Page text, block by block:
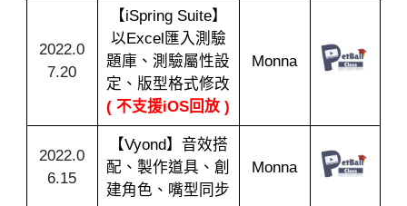
2022.0
7.20
【iSpring Suite】
以Excel匯入測驗
題庫、測驗屬性設
定、版型格式修改
( 不支援iOS回放 )
Monna
2022.0
6.15
【Vyond】音效搭
配、製作道具、創
建角色、嘴型同步
Monna